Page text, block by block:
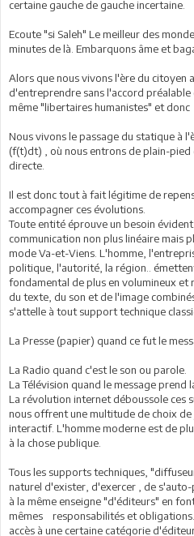
certaine gauche de gauche incertaine.
Ecoute "si Saleh" Le meilleur des
minutes de là. Embarquons âme et
Alors que nous vivons l'ère du citoyen
d'entreprendre sans l'accord préalable
même "libertaires humanistes" et donc
Nous vivons le passage du statique à
(f(t)dt) , où nous entrons de plain-
directe.
Il est donc tout à fait légitime de
accompagner ces évolutions.
Toute entité éprouve un besoin
communication non plus linéaire mais
mode Va-et-Viens. L'homme,
politique, l'autorité, la région..
fondamental de plus en volumineux et
du texte, du son et de l'image
s'attelle à tout support technique
La Presse (papier) quand ce fut le
La Radio quand c'est le son ou parole.
La Télévision quand le message prend
La révolution internet déboussole ces
nous offrent une multitude de choix
interactif. L'homme moderne est de
à la chose publique.
Tous les supports techniques,
naturel d'exister, d'exercer , de
à la même enseigne "d'éditeurs" en
mêmes responsabilités et
accès à une certaine catégorie